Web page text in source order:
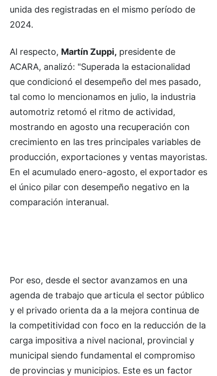
unida des registradas en el mismo período de
2024.
Al respecto, Martín Zuppi, presidente de
ACARA, analizó: "Superada la estacionalidad
que condicionó el desempeño del mes pasado,
tal como lo mencionamos en julio, la industria
automotriz retomó el ritmo de actividad,
mostrando en agosto una recuperación con
crecimiento en las tres principales variables de
producción, exportaciones y ventas mayoristas.
En el acumulado enero-agosto, el exportador es
el único pilar con desempeño negativo en la
comparación interanual.
Por eso, desde el sector avanzamos en una
agenda de trabajo que articula el sector público
y el privado orienta da a la mejora continua de
la competitividad con foco en la reducción de la
carga impositiva a nivel nacional, provincial y
municipal siendo fundamental el compromiso
de provincias y municipios. Este es un factor